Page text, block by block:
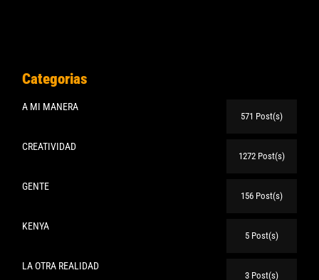
Categorias
A MI MANERA
571 Post(s)
CREATIVIDAD
1272 Post(s)
GENTE
156 Post(s)
KENYA
5 Post(s)
LA OTRA REALIDAD
3 Post(s)